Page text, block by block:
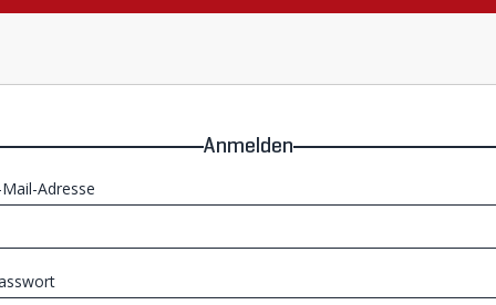
Anmelden
Mail-Adresse